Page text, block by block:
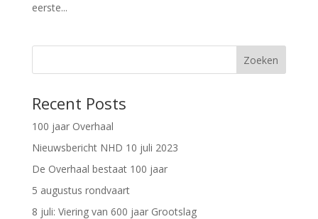
eerste...
Zoeken
Recent Posts
100 jaar Overhaal
Nieuwsbericht NHD 10 juli 2023
De Overhaal bestaat 100 jaar
5 augustus rondvaart
8 juli: Viering van 600 jaar Grootslag